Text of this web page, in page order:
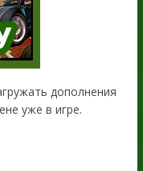
дополнения
уже в игре.